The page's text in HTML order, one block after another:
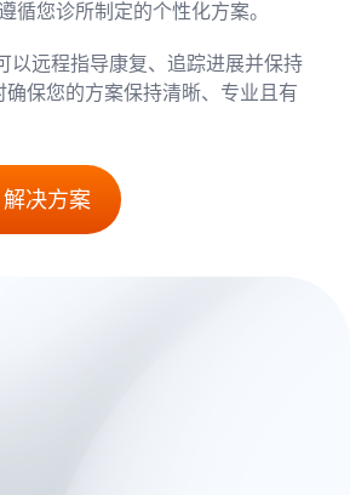
循您诊所制定的个性化方案。
以远程指导康复、追踪进展并保持
保您的方案保持清晰、专业且有
决方案